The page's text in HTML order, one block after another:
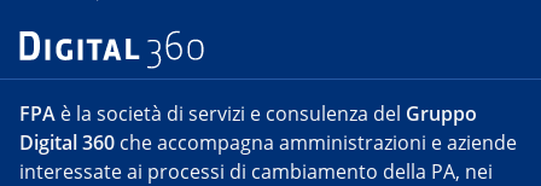
FPA è la società di servizi e consulenza del Gruppo
Digital 360 che accompagna amministrazioni e aziende
interessate ai processi di cambiamento della PA, nei